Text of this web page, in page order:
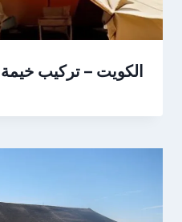
الكويت – تركيب خيمة